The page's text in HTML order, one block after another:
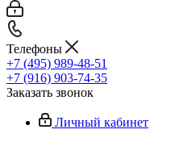
Телефоны
+7 (495) 989-48-51
+7 (916) 903-74-35
Заказать звонок
Личный кабинет